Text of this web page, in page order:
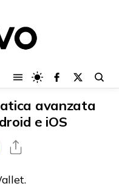
avanzata
e iOS